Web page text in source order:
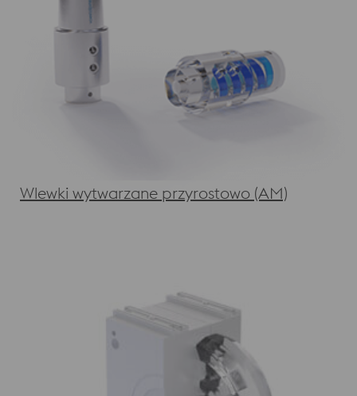
Wlewki wytwarzane przyrostowo (AM)